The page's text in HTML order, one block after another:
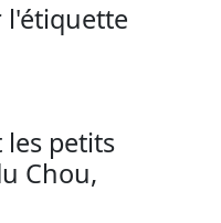
l'étiquette
les petits
Chou,